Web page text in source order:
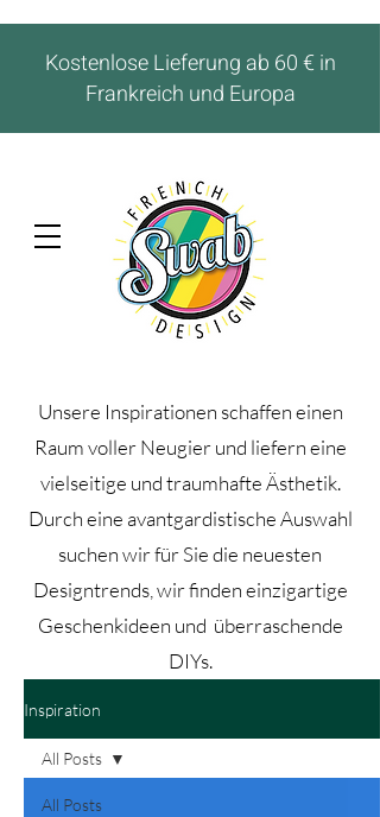
Kostenlose Lieferung ab 60 € in
Frankreich und Europa
Unsere Inspirationen schaffen einen
Raum voller Neugier und liefern eine
vielseitige und traumhafte Ästhetik.
Durch eine avantgardistische Auswahl
suchen wir für Sie die neuesten
Designtrends, wir finden einzigartige
Geschenkideen und überraschende
DIYs.
Inspiration
All Posts
All Posts